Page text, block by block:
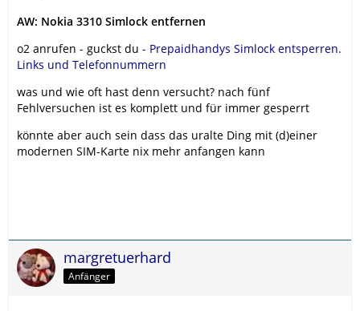
AW: Nokia 3310 Simlock entfernen
o2 anrufen - guckst du - Prepaidhandys Simlock entsperren.
Links und Telefonnummern
was und wie oft hast denn versucht? nach fünf
Fehlversuchen ist es komplett und für immer gesperrt
könnte aber auch sein dass das uralte Ding mit (d)einer
modernen SIM-Karte nix mehr anfangen kann
margretuerhard
Anfänger